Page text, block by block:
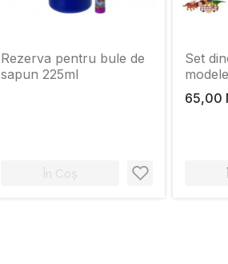
Rezerva pentru bule de
sapun 225ml
În Coș
Set
modele
65,00